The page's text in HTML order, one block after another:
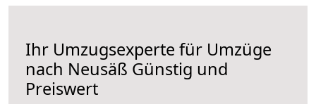
Ihr Umzugsexperte für Umzüge
nach Neusäß Günstig und
Preiswert